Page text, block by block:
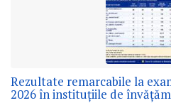
Rezultate remarcabile la
2026 în instituțiile de